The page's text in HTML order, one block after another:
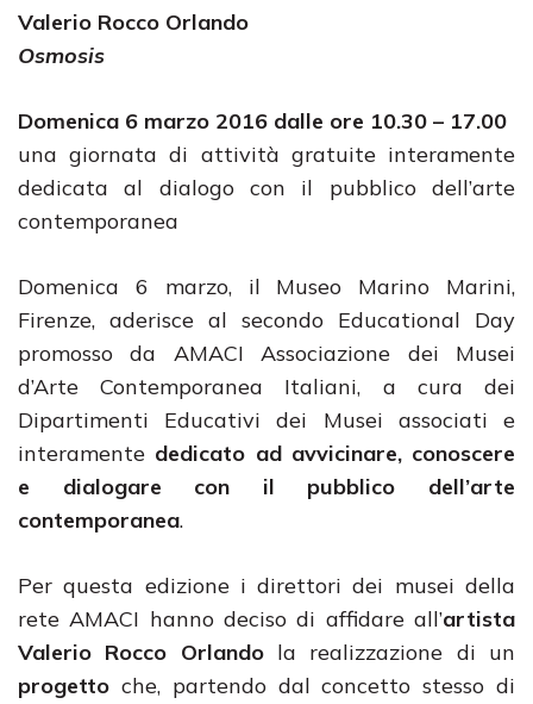
Valerio Rocco Orlando
Osmosis
Domenica 6 marzo 2016 dalle ore 10.30 – 17.00
una giornata di attività gratuite interamente
dedicata al dialogo con il pubblico dell’arte
contemporanea
Domenica 6 marzo, il Museo Marino Marini,
Firenze, aderisce al secondo Educational Day
promosso da AMACI Associazione dei Musei
d’Arte Contemporanea Italiani, a cura dei
Dipartimenti Educativi dei Musei associati e
interamente dedicato ad avvicinare, conoscere
e dialogare con il pubblico dell’arte
contemporanea.
Per questa edizione i direttori dei musei della
rete AMACI hanno deciso di affidare all’artista
Valerio Rocco Orlando la realizzazione di un
progetto che, partendo dal concetto stesso di